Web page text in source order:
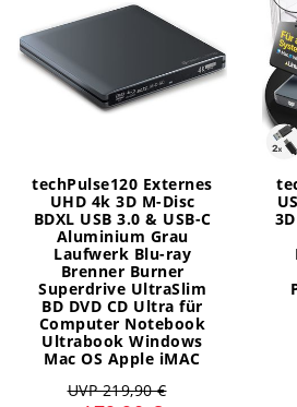
techPulse120 Externes
UHD 4k 3D M-Disc
BDXL USB 3.0 & USB-C
Aluminium Grau
Laufwerk Blu-ray
Brenner Burner
Superdrive UltraSlim
BD DVD CD Ultra für
Computer Notebook
Ultrabook Windows
Mac OS Apple iMAC
UVP 219,90 €